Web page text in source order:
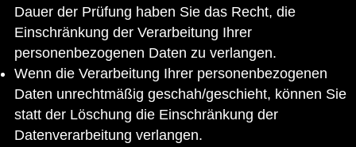
Dauer der Prüfung haben Sie das Recht, die
Einschränkung der Verarbeitung Ihrer
personenbezogenen Daten zu verlangen.
Wenn die Verarbeitung Ihrer personenbezogenen
Daten unrechtmäßig geschah/geschieht, können Sie
statt der Löschung die Einschränkung der
Datenverarbeitung verlangen.